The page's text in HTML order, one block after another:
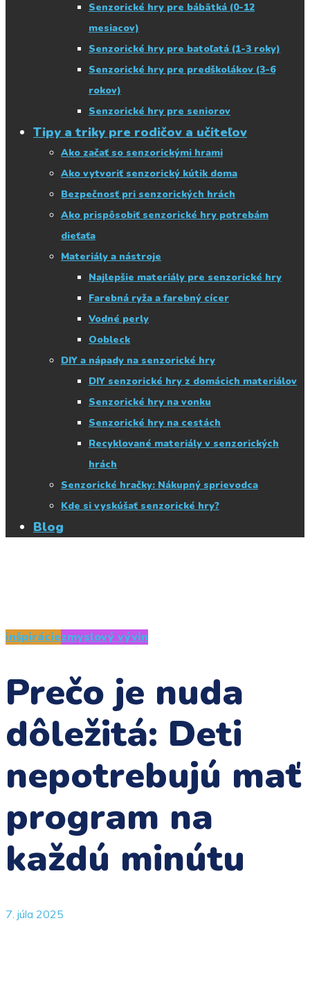
Senzorické hry pre bábätká (0-12
mesiacov)
Senzorické hry pre batoľatá (1-3 roky)
Senzorické hry pre predškolákov (3-6
rokov)
Senzorické hry pre seniorov
Tipy a triky pre rodičov a učiteľov
Ako začať so senzorickými hrami
Ako vytvoriť senzorický kútik doma
Bezpečnosť pri senzorických hrách
Ako prispôsobiť senzorické hry potrebám
dieťaťa
Materiály a nástroje
Najlepšie materiály pre senzorické hry
Farebná ryža a farebný cícer
Vodné perly
Oobleck
DIY a nápady na senzorické hry
DIY senzorické hry z domácich materiálov
Senzorické hry na vonku
Senzorické hry na cestách
Recyklované materiály v senzorických
hrách
Senzorické hračky: Nákupný sprievodca
Kde si vyskúšať senzorické hry?
Blog
inšpiráciezmyslový vývin
Prečo je nuda
dôležitá: Deti
nepotrebujú mať
program na
každú minútu
7. júla 2025